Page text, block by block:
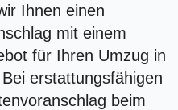
Ihnen einen
mit einem
für Ihren Umzug in
erstattungsfähigen
beim